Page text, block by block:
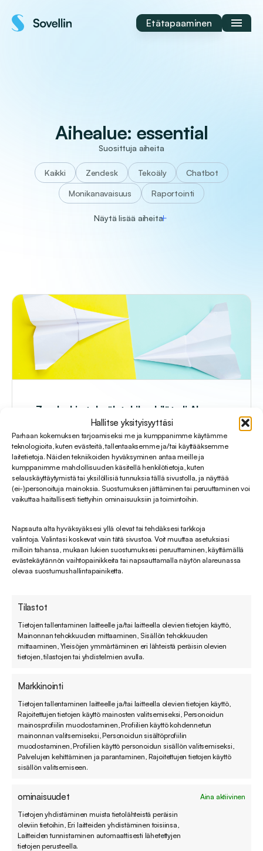
Hallitse yksityisyyttäsi
Parhaan kokemuksen tarjoamiseksi me ja kumppanimme käytämme
teknologioita, kuten evästeitä, tallentaaksemme ja/tai käyttääksemme
laitetietoja. Näiden tekniikoiden hyväksyminen antaa meille ja
kumppanimme mahdollisuuden käsitellä henkilötietoja, kuten
selauskäyttäytymistä tai yksilöllisiä tunnuksia tällä sivustolla, ja näyttää
(ei-)personoituja mainoksia. Suostumuksen jättäminen tai peruuttaminen voi
vaikuttaa haitallisesti tiettyihin ominaisuuksiin ja toimintoihin.
Napsauta alta hyväksyäksesi yllä olevat tai tehdäksesi tarkkoja
valintoja. Valintasi koskevat vain tätä sivustoa. Voit muuttaa asetuksiasi
milloin tahansa, mukaan lukien suostumuksesi peruuttaminen, käyttämällä
evästekäytännön vaihtopainikkeita tai napsauttamalla näytön alareunassa
olevaa suostumushallintapainiketta.
Tilastot
Tietojen tallentaminen laitteelle ja/tai laitteella olevien tietojen käyttö,
Mainonnan tehokkuuden mittaaminen, Sisällön tehokkuuden
mittaaminen, Yleisöjen ymmärtäminen eri lähteistä peräisin olevien
tietojen, tilastojen tai yhdistelmien avulla.
Markkinointi
Tietojen tallentaminen laitteelle ja/tai laitteella olevien tietojen käyttö,
Rajoitettujen tietojen käyttö mainosten valitsemiseksi, Personoidun
mainosprofiilin muodostaminen, Profiilien käyttö kohdennetun
mainonnan valitsemiseksi, Personoidun sisältöprofiilin
muodostaminen, Profiilien käyttö personoidun sisällön valitsemiseksi,
Palvelujen kehittäminen ja parantaminen, Rajoitettujen tietojen käyttö
sisällön valitsemiseen.
ominaisuudet
Aina aktiivinen
Tietojen yhdistäminen muista tietolähteistä peräisin
oleviin tietoihin, Eri laitteiden yhdistäminen toisiinsa,
Laitteiden tunnistaminen automaattisesti lähetettyjen
tietojen perusteella.
sisältöön
Etätapaaminen
Aihealue: essential
Suosittuja aiheita
Kaikki Zendesk tekoäly chatbot
monikanavaisuus raportointi
Näytä lisää aiheita
Zendeskin tekoälytukihenkilöt eli AI
Zendeskin Tekoälytukihenkilöt (AI agents) ovat
seuraavan sukupolven kehittyneitä
tekoälypohjaisia botteja, jotka...
13.05.2025
Tilaa hyödylliset blogivinkkimme suoraan
Älä huoli, sillä mekään emme pidä roskapostista. Viestimme
sinulle vain, kun meillä on olennaista kerrottavaa.
Sähköpostiosoite (Pakollinen)
postituslistarekisteriin. Voin peruuttaa tilaukseni koska
Tilaa uutiskirje